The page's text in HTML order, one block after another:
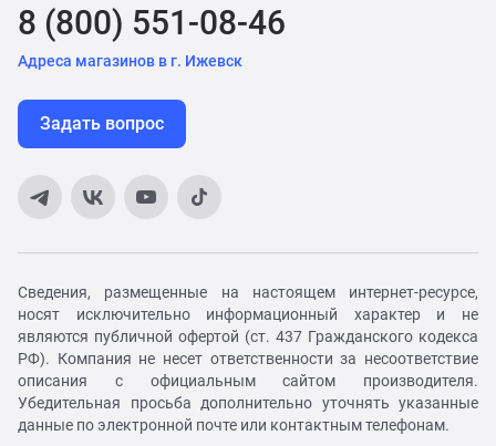
8 (800) 551-08-46
Адреса магазинов в г. Ижевск
Задать вопрос
Сведения, размещенные на настоящем интернет-ресурсе,
носят исключительно информационный характер и не
являются публичной офертой (ст. 437 Гражданского кодекса
РФ). Компания не несет ответственности за несоответствие
описания с официальным сайтом производителя.
Убедительная просьба дополнительно уточнять указанные
данные по электронной почте или контактным телефонам.